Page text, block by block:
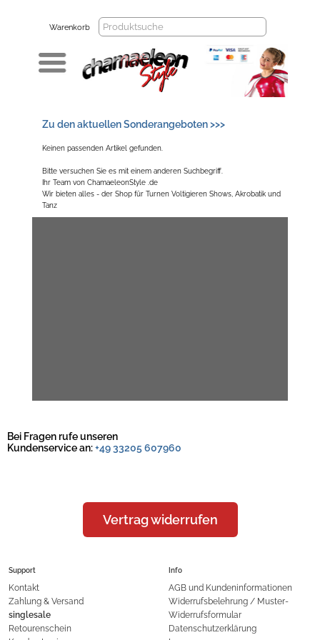
Warenkorb
Zu den aktuellen Sonderangeboten >>>
Keinen passenden Artikel gefunden.
Bitte versuchen Sie es mit einem anderen Suchbegriff.
Ihr Team von ChamaeleonStyle .de
Wir bieten alles - der Shop für Turnen Voltigieren Shows, Akrobatik und
Tanz
Bei Fragen rufe unseren
Kundenservice an:+49 33205 607960
Vertrag widerrufen
Support
Kontakt
Zahlung & Versand
singlesale
Retourenschein
Info
AGB und Kundeninformationen
Widerrufsbelehrung / Muster-
Widerrufsformular
Datenschutzerklärung